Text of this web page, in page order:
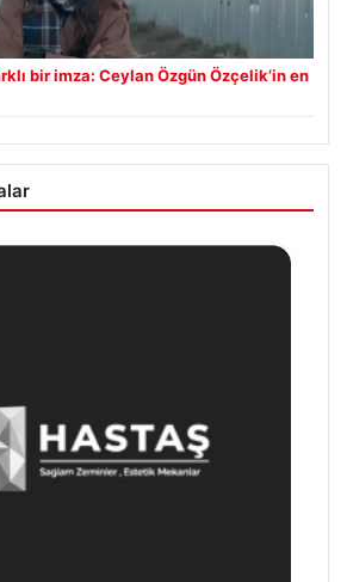
bir imza: Ceylan Özgün Özçelik’in en